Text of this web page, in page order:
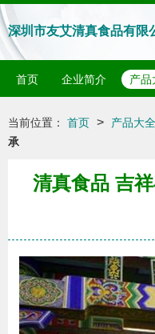
深圳市友艾清真食品有限
首页 企业简介 产品
当前位置： 首页 > 产品大全
承
清真食品 吉